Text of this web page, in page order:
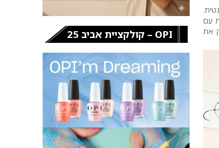
עם
את
OPI – קולקציית אביב 25